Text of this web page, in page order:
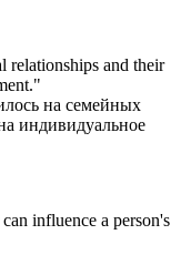
relationships and their
"
на семейных
индивидуальное
influence a person's